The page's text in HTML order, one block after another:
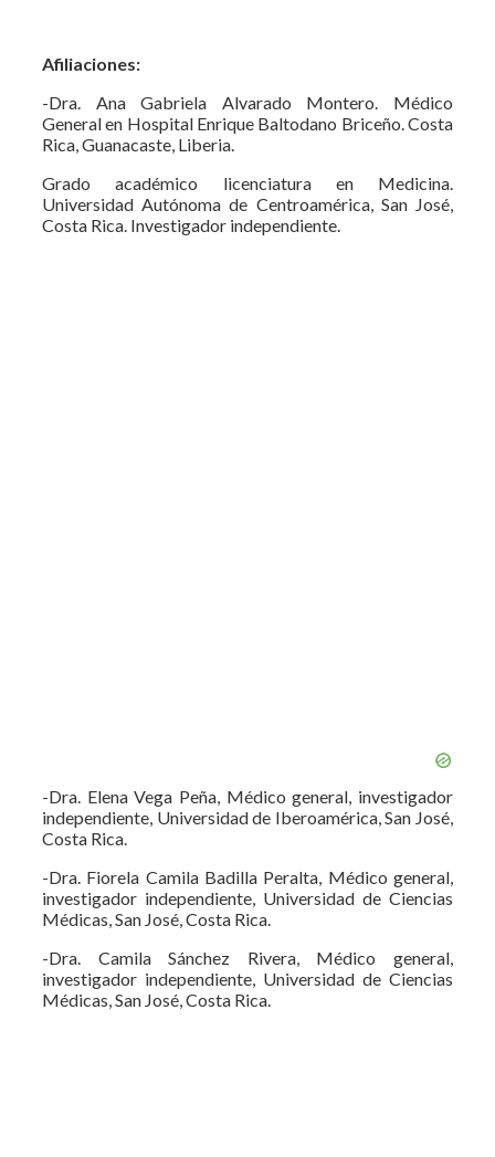
Afiliaciones:
-Dra. Ana Gabriela Alvarado Montero. Médico
General en Hospital Enrique Baltodano Briceño. Costa
Rica, Guanacaste, Liberia.
Grado académico licenciatura en Medicina.
Universidad Autónoma de Centroamérica, San José,
Costa Rica. Investigador independiente.
-Dra. Elena Vega Peña, Médico general, investigador
independiente, Universidad de Iberoamérica, San José,
Costa Rica.
-Dra. Fiorela Camila Badilla Peralta, Médico general,
investigador independiente, Universidad de Ciencias
Médicas, San José, Costa Rica.
-Dra. Camila Sánchez Rivera, Médico general,
investigador independiente, Universidad de Ciencias
Médicas, San José, Costa Rica.